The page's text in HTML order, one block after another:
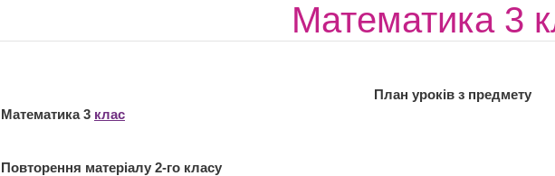
Математика 3
План уроків з предмету
Математика 3 клас
Повторення матеріалу 2-го класу